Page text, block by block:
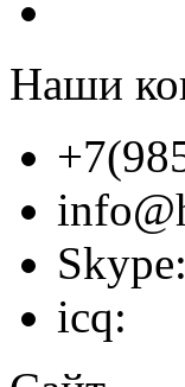
Наши
Skype:
icq: